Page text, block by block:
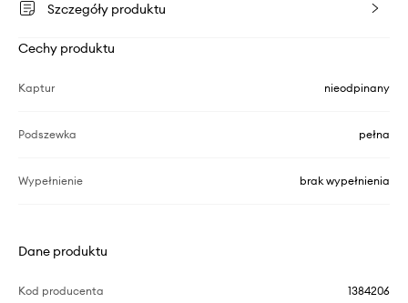
Szczegóły produktu
Cechy produktu
Kaptur nieodpinany
Podszewka pełna
Wypełnienie brak wypełnienia
Dane produktu
Kod producenta 1384206